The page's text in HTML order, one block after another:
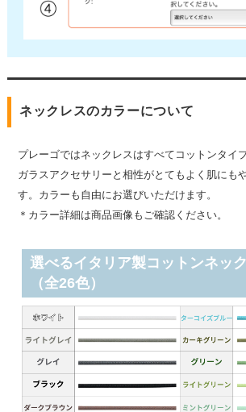
ネックレスのカラーについて
プレーゴではネックレスはすべてコットンタイ
ガラスアクセサリーと相性がとてもよく肌にも
す。カラーも自由にお選びいただけます。
＊カラー詳細は商品画像もご確認ください。
選べるイタリア製コットンネッ
（全26色）